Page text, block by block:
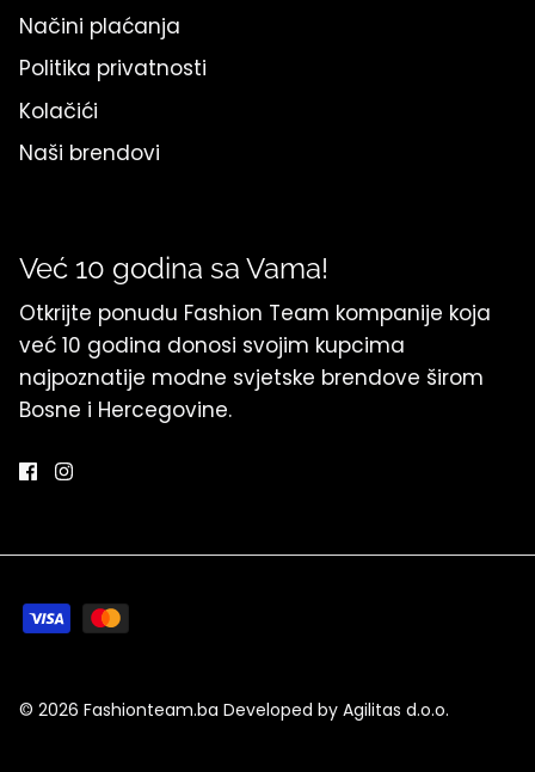
Načini plaćanja
Politika privatnosti
Kolačići
Naši brendovi
Već 10 godina sa Vama!
Otkrijte ponudu Fashion Team kompanije koja
već 10 godina donosi svojim kupcima
najpoznatije modne svjetske brendove širom
Bosne i Hercegovine.
© 2026 Fashionteam.ba Developed by Agilitas d.o.o.